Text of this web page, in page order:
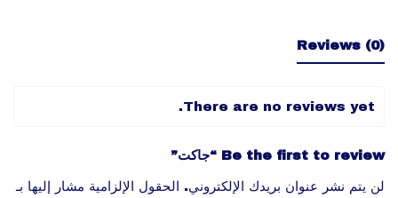
Reviews (0)
There are no reviews yet.
Be the first to review “جاكت”
لن يتم نشر عنوان بريدك الإلكتروني.
الحقول الإلزامية مشار إليها بـ